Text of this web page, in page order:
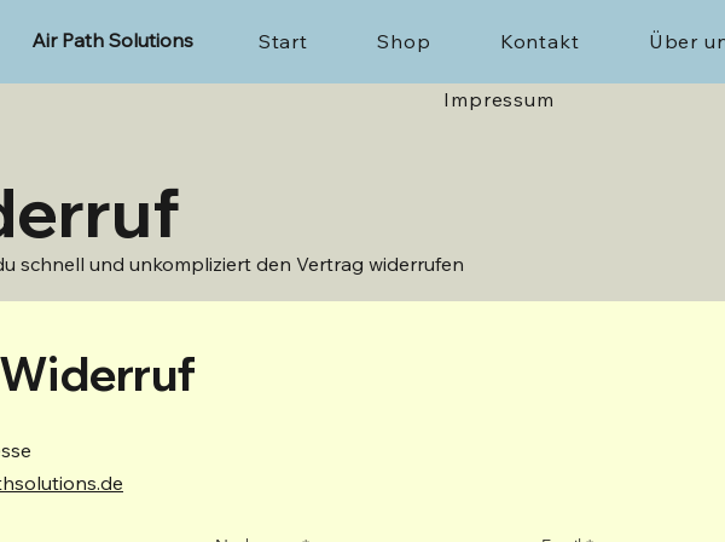
Air Path Solutions Start Shop Kontakt Über
Impressum
schnell und unkompliziert den Vertrag widerrufen